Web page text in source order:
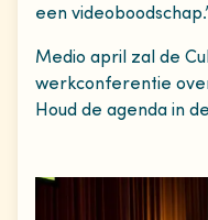
een
Medio april zal de
werkconferentie
Houd de agenda in